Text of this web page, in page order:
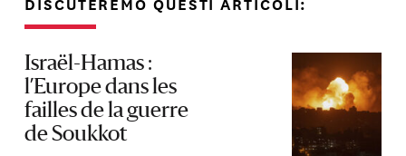
Israël-Hamas :
l’Europe dans les
failles de la guerre
de Soukkot